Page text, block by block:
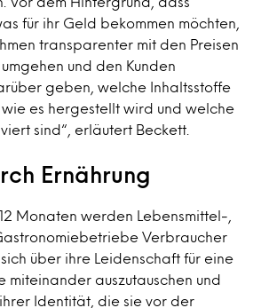
für ihr Geld bekommen möchten,
transparenter mit den Preisen
und den Kunden
geben, welche Inhaltsstoffe
wie es hergestellt wird und welche
sind“, erläutert Beckett.
Ernährung
Monaten werden Lebensmittel-,
Verbraucher
über ihre Leidenschaft für eine
miteinander auszutauschen und
Identität, die sie vor der